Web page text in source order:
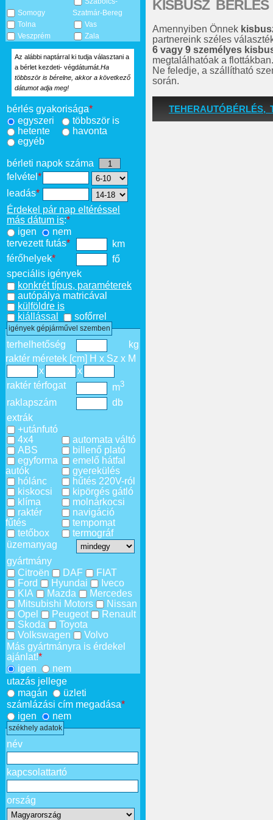
Somogy
Szatmár-Bereg
Tolna
Vas
Veszprém
Zala
Az alábbi naptárral ki tudja választani a
a bérlet kezdeti- végdátumát. Ha
többször is bérelne, akkor a következő
dátumot adja meg!
bérlés gyakorisága*
egyszeri
többször is
hetente
havonta
egyéb
bérleti napok száma
felvétel *
leadás*
Érdekel pár nap eltéréssel
más dátum is:*
igen
nem
tervezett futás*
km
férőhelyek*
fő
speciális igények
konkrét típus, paraméterek
autópálya matricával
külföldre is
kiállással
sofőrrel
igények gépjárművel szemben
terhelhetőség
kg
raktér méretek [cm] H x Sz x M
x
x
raktér térfogat
m3
raklapszám
db
extrák
+utánfutó
4x4
ABS
egyforma
autók
hólánc
kiskocsi
klíma
raktér
fűtés
tetőbox
automata váltó
billenő plató
emelő hátfal
gyerekülés
hűtés 220V-ról
kipörgés gátló
molnárkocsi
navigáció
tempomat
termográf
üzemanyag
gyártmány
Citroën
DAF
FIAT
Ford
Hyundai
Iveco
KIA
Mazda
Mercedes
Mitsubishi Motors
Nissan
Opel
Peugeot
Renault
Skoda
Toyota
Volkswagen
Volvo
Más gyártmányra is érdekel
ajánlat!*
igen
nem
utazás jellege
magán
üzleti
számlázási cím megadása*
igen
nem
székhely adatok
név
kapcsolattartó
ország
KISBUSZ BÉRLÉS
Amennyiben Önnek
partnereink széles
6 vagy 9 személyes
megtalálhatóak a flottákban.
Ne feledje, a szállítható
során.
TEHERAUTÓBÉRLÉS,